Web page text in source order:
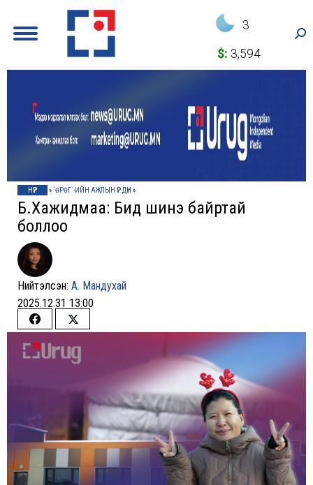
3
$: 3,594
НҮҮР » `ӨРӨГ`-ИЙН АЖЛЫН ҮР ДҮН »
Б.Хажидмаа: Бид шинэ байртай
боллоо
Нийтэлсэн: А. Мандухай
2025.12.31 13:00
Share
on
Share
on